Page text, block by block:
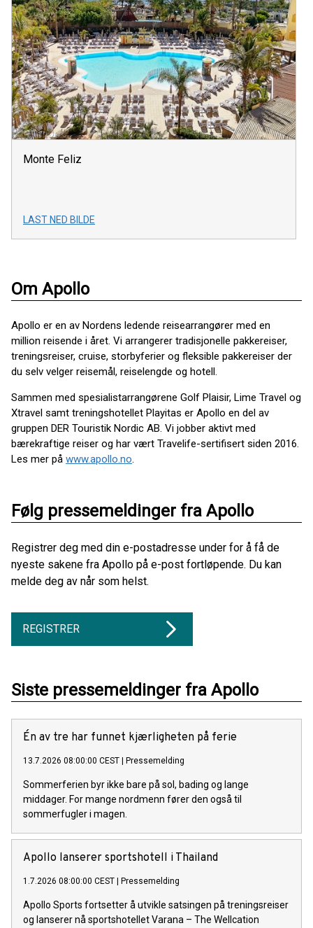
Monte Feliz
LAST NED BILDE
Om Apollo
Apollo er en av Nordens ledende reisearrangører med en
million reisende i året. Vi arrangerer tradisjonelle pakkereiser,
treningsreiser, cruise, storbyferier og fleksible pakkereiser der
du selv velger reisemål, reiselengde og hotell.
Sammen med spesialistarrangørene Golf Plaisir, Lime Travel og
Xtravel samt treningshotellet Playitas er Apollo en del av
gruppen DER Touristik Nordic AB. Vi jobber aktivt med
bærekraftige reiser og har vært Travelife-sertifisert siden 2016.
Les mer på www.apollo.no.
Følg pressemeldinger fra Apollo
Registrer deg med din e-postadresse under for å få de
nyeste sakene fra Apollo på e-post fortløpende. Du kan
melde deg av når som helst.
REGISTRER
Siste pressemeldinger fra Apollo
Én av tre har funnet kjærligheten på ferie
13.7.2026 08:00:00 CEST Pressemelding
Sommerferien byr ikke bare på sol, bading og lange
middager. For mange nordmenn fører den også til
sommerfugler i magen.
Apollo lanserer sportshotell i Thailand
1.7.2026 08:00:00 CEST Pressemelding
Apollo Sports fortsetter å utvikle satsingen på treningsreiser
og lanserer nå sportshotellet Varana – The Wellcation